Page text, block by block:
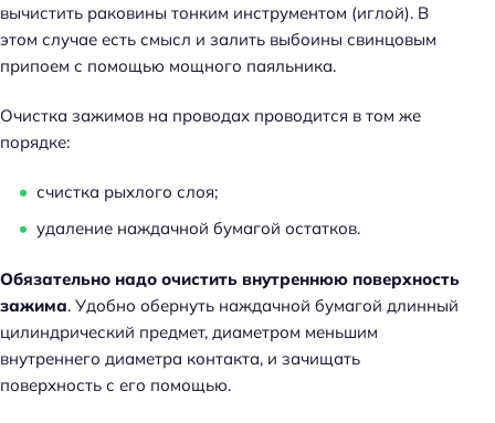
вычистить раковины тонким инструментом (иглой). В
этом случае есть смысл и залить выбоины свинцовым
припоем с помощью мощного паяльника.
Очистка зажимов на проводах проводится в том же
порядке:
счистка рыхлого слоя;
удаление наждачной бумагой остатков.
Обязательно надо очистить внутреннюю поверхность
зажима. Удобно обернуть наждачной бумагой длинный
цилиндрический предмет, диаметром меньшим
внутреннего диаметра контакта, и зачищать
поверхность с его помощью.